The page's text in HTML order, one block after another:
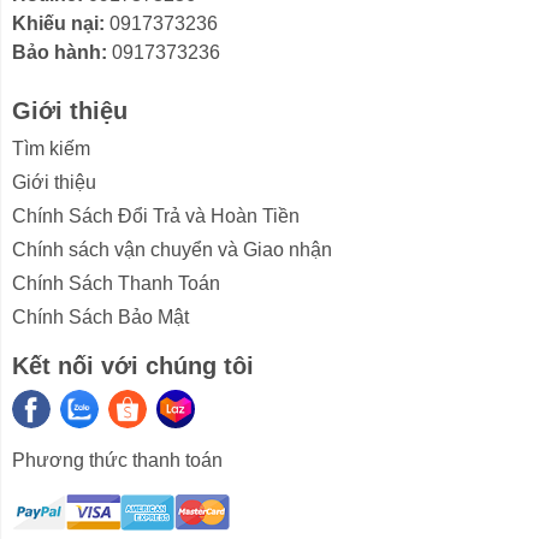
Công nghệ giặt hơi nước Steam, khử khuẩn
hiệu quả
Công nghệ giặt hơi nước Steam™ sử dụng hơi nước
nóng len lỏi vào từng sợi vải loại bỏ hiệu quả vi khuẩn,
tác nhân gây dị ứng và bụi mịn trên quần áo, giúp quần
áo sạch hơn và mềm mại hơn, bảo vệ sức khỏe cho cả
gia đình.
Cảm biến thông minh AI Wash
Máy giặt sấy LG Inverter 17kg F2517RNTG tích hợp
cảm biến thông minh AI Wash™ tự động phân tích mức
Khiếu nại: 0917373236
Bảo hành: 0917373236
Giới thiệu
Tìm kiếm
Giới thiệu
Chính Sách Đổi Trả và Hoàn Tiền
Chính sách vận chuyển và Giao nhận
Chính Sách Thanh Toán
Chính Sách Bảo Mật
Kết nối với chúng tôi
Phương thức thanh toán